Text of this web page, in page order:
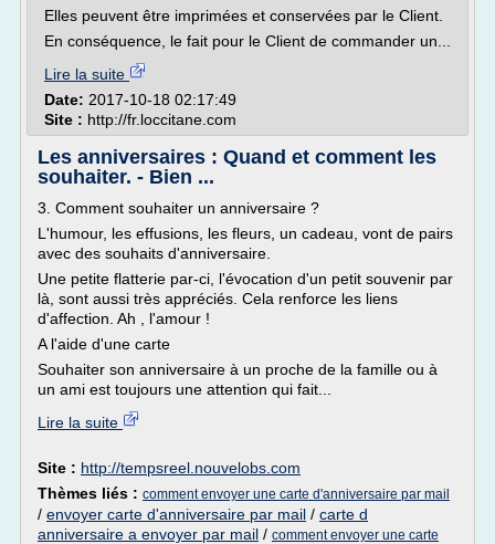
Elles peuvent être imprimées et conservées par le Client.
En conséquence, le fait pour le Client de commander un...
Lire la suite
Date: 2017-10-18 02:17:49
Site : http://fr.loccitane.com
Les anniversaires : Quand et comment les
souhaiter. - Bien ...
3. Comment souhaiter un anniversaire ?
L'humour, les effusions, les fleurs, un cadeau, vont de pairs
avec des souhaits d'anniversaire.
Une petite flatterie par-ci, l'évocation d'un petit souvenir par
là, sont aussi très appréciés. Cela renforce les liens
d'affection. Ah , l'amour !
A l'aide d'une carte
Souhaiter son anniversaire à un proche de la famille ou à
un ami est toujours une attention qui fait...
Lire la suite
Site : http://tempsreel.nouvelobs.com
Thèmes liés : comment envoyer une carte d'anniversaire par mail
/ envoyer carte d'anniversaire par mail / carte d
anniversaire a envoyer par mail / comment envoyer une carte